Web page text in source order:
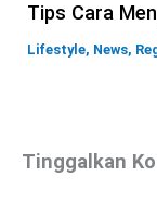
Tips Cara
Lifestyle, News,
Tinggalkan